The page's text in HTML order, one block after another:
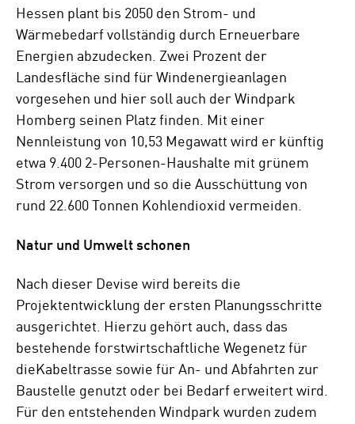
Hessen plant bis 2050 den Strom- und
Wärmebedarf vollständig durch Erneuerbare
Energien abzudecken. Zwei Prozent der
Landesfläche sind für Windenergieanlagen
vorgesehen und hier soll auch der Windpark
Homberg seinen Platz finden. Mit einer
Nennleistung von 10,53 Megawatt wird er künftig
etwa 9.400 2-Personen-Haushalte mit grünem
Strom versorgen und so die Ausschüttung von
rund 22.600 Tonnen Kohlendioxid vermeiden.
Natur und Umwelt schonen
Nach dieser Devise wird bereits die
Projektentwicklung der ersten Planungsschritte
ausgerichtet. Hierzu gehört auch, dass das
bestehende forstwirtschaftliche Wegenetz für
dieKabeltrasse sowie für An- und Abfahrten zur
Baustelle genutzt oder bei Bedarf erweitert wird.
Für den entstehenden Windpark wurden zudem